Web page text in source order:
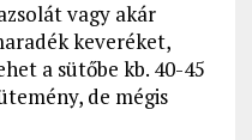
vagy akár
keveréket,
a sütőbe kb. 40-45
de mégis